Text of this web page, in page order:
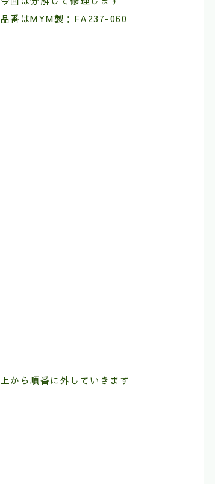
品番はMYM製：FA237-060
上から順番に外していきます